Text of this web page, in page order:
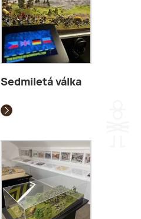
Sedmiletá válka